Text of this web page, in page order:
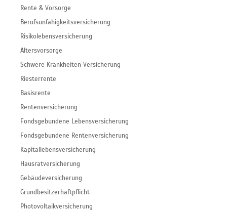
Rente & Vorsorge
Berufs­unfähigkeitsversicherung
Risikolebensversicherung
Altersvorsorge
Schwere Krankheiten Versicherung
Riesterrente
Basisrente
Rentenversicherung
Fondsgebundene Lebensversicherung
Fondsgebundene Rentenversicherung
Kapitallebensversicherung
Hausratversicherung
Gebäudeversicherung
Grundbesitzerhaftpflicht
Photovoltaikversicherung